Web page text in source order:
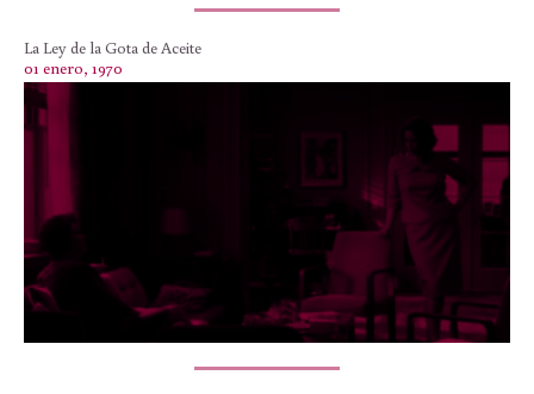
La Ley de la Gota de Aceite
01 enero, 1970